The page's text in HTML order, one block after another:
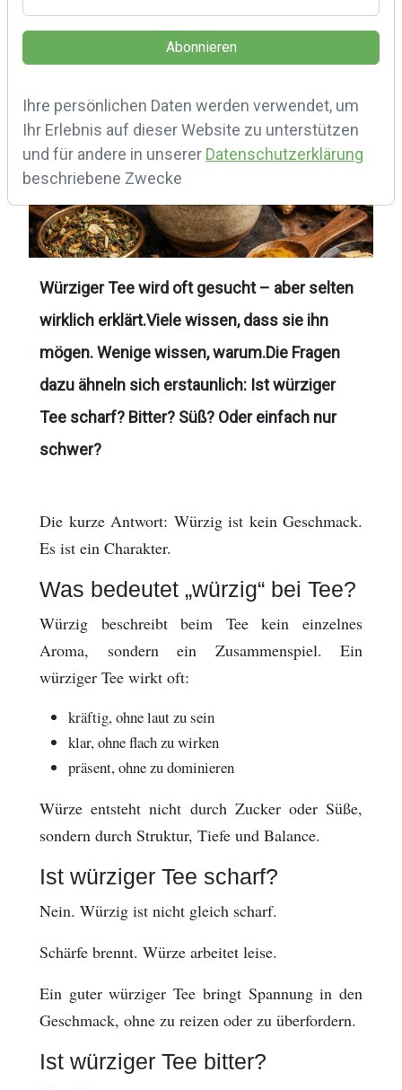
Geschrieben für alle, die Tee nicht
nebenbei trinken.
würziger tee
Würziger Tee wird oft gesucht – aber selten
wirklich erklärt.Viele wissen, dass sie ihn
mögen. Wenige wissen, warum.Die Fragen
dazu ähneln sich erstaunlich: Ist würziger
Tee scharf? Bitter? Süß? Oder einfach nur
schwer?
Die kurze Antwort: Würzig ist kein Geschmack.
Es ist ein Charakter.
Was bedeutet „würzig“ bei Tee?
Würzig beschreibt beim Tee kein einzelnes
Aroma, sondern ein Zusammenspiel. Ein
würziger Tee wirkt oft:
kräftig, ohne laut zu sein
klar, ohne flach zu wirken
präsent, ohne zu dominieren
Würze entsteht nicht durch Zucker oder Süße,
sondern durch Struktur, Tiefe und Balance.
Ist würziger Tee scharf?
Nein. Würzig ist nicht gleich scharf.
Schärfe brennt. Würze arbeitet leise.
Ein guter würziger Tee bringt Spannung in den
Geschmack, ohne zu reizen oder zu überfordern.
Ist würziger Tee bitter?
Ihre persönlichen Daten werden verwendet, um
Ihr Erlebnis auf dieser Website zu unterstützen
und für andere in unserer Datenschutzerklärung
beschriebene Zwecke